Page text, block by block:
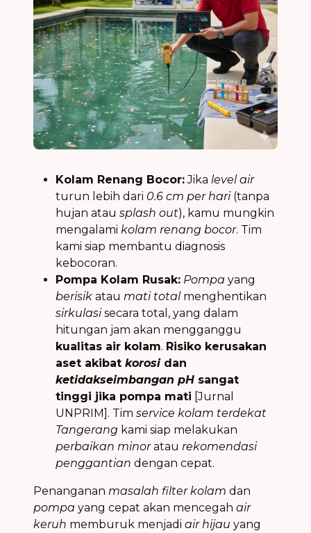
Kolam Renang Bocor:Jika level air
turun lebih dari 0.6 cm per hari(tanpa
hujan atau splash out), kamu mungkin
mengalami kolam renang bocor. Tim
kami siap membantu diagnosis
kebocoran.
Pompa Kolam Rusak: Pompa yang
berisik atau mati totalmenghentikan
sirkulasisecara total, yang dalam
hitungan jam akan mengganggu
kualitas air kolam. Risiko kerusakan
aset akibat korosidan
ketidakseimbangan pH sangat
tinggi jika pompa mati [Jurnal
UNPRIM]. Tim service kolam terdekat
Tangerang kami siap melakukan
perbaikan minoratau rekomendasi
penggantian dengan cepat.
Penanganan masalah filter kolam dan
pompa yang cepat akan mencegah air
keruh memburuk menjadi air hijau yang